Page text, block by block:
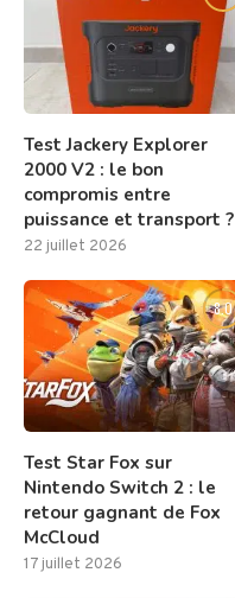
Test Jackery Explorer
2000 V2 : le bon
compromis entre
puissance et transport ?
22 juillet 2026
8.0
Test Star Fox sur
Nintendo Switch 2 : le
retour gagnant de Fox
McCloud
17 juillet 2026